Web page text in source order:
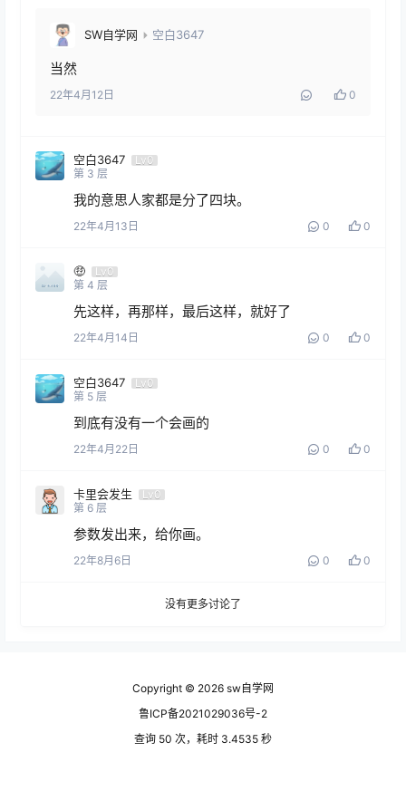
SW自学网 空白3647
当然
22年4月12日 0
空白3647
Lv0
第 3 层
我的意思人家都是分了四块。
22年4月13日 0 0
🤑
Lv0
第 4 层
先这样，再那样，最后这样，就好了
22年4月14日 0 0
空白3647
Lv0
第 5 层
到底有没有一个会画的
22年4月22日 0 0
卡里会发生
Lv0
第 6 层
参数发出来，给你画。
22年8月6日 0 0
没有更多讨论了
Copyright © 2026 sw自学网
鲁ICP备2021029036号-2
查询 50 次，耗时 3.4535 秒